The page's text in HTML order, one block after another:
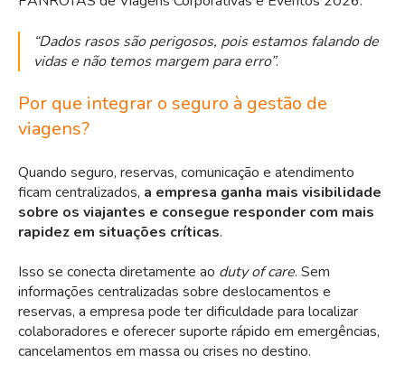
“Dados rasos são perigosos, pois estamos falando de
vidas e não temos margem para erro”.
Por que integrar o seguro à gestão de
viagens?
Quando seguro, reservas, comunicação e atendimento
ficam centralizados, a empresa ganha mais visibilidade
sobre os viajantes e consegue responder com mais
rapidez em situações críticas.
Isso se conecta diretamente ao duty of care. Sem
informações centralizadas sobre deslocamentos e
reservas, a empresa pode ter dificuldade para localizar
colaboradores e oferecer suporte rápido em emergências,
cancelamentos em massa ou crises no destino.